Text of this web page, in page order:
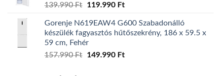
139.990Ft
Original
was:
139.990 Ft.
119.990 FtCurrent
is:
119.990 Ft.
Gorenje N619EAW4 G600 Szabadonálló
készülék fagyasztós hűtőszekrény, 186 x 59.5 x
59 cm, Fehér
157.990Ft
Original
149.990 FtCurrent